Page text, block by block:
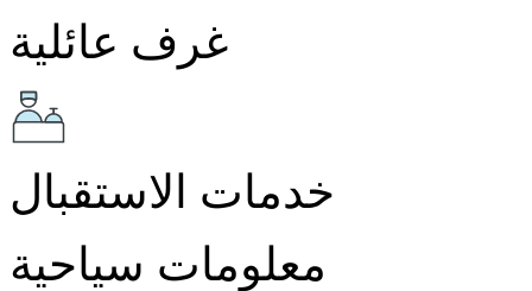
غرف عائلية
خدمات الاستقبال
معلومات سياحية